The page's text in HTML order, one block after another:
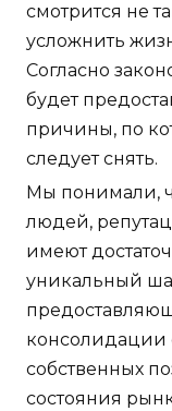
смотрится не
усложнить
Согласно
будет
причины, по
следует снять.
Мы понимали,
людей,
имеют
уникальный
консолидации
собственных
состояния